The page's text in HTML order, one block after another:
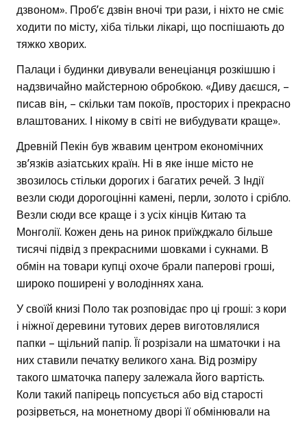
дзвоном». Проб’є дзвін вночі три рази, і ніхто не сміє
ходити по місту, хіба тільки лікарі, що поспішають до
тяжко хворих.
Палаци і будинки дивували венеціанця розкішшю і
надзвичайно майстерною обробкою. «Диву даєшся, –
писав він, – скільки там покоїв, просторих і прекрасно
влаштованих. І нікому в світі не вибудувати краще».
Древній Пекін був жвавим центром економічних
зв’язків азіатських країн. Ні в яке інше місто не
звозилось стільки дорогих і багатих речей. З Індії
везли сюди дорогоцінні камені, перли, золото і срібло.
Везли сюди все краще і з усіх кінців Китаю та
Монголії. Кожен день на ринок приїжджало більше
тисячі підвід з прекрасними шовками і сукнами. В
обмін на товари купці охоче брали паперові гроші,
широко поширені у володіннях хана.
У своїй книзі Поло так розповідає про ці гроші: з кори
і ніжної деревини тутових дерев виготовлялися
папки – щільний папір. Її розрізали на шматочки і на
них ставили печатку великого хана. Від розміру
такого шматочка паперу залежала його вартість.
Коли такий папірець попсується або від старості
розірветься, на монетному дворі її обмінювали на